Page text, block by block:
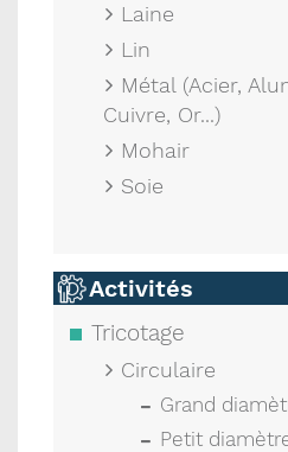
Laine
Lin
Métal (Acier,
Cuivre, Or...)
Mohair
Soie
Activités
Tricotage
Circulaire
Grand
Petit